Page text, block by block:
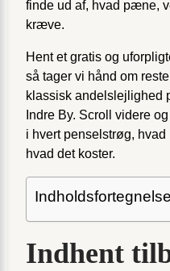
finde ud af, hvad pæne,
kræve.
Hent et gratis og
så tager vi hånd om
klassisk andelslejlighed
Indre By. Scroll videre
i hvert penselstrøg,
hvad det koster.
Indholdsfortegnelse
Indhent